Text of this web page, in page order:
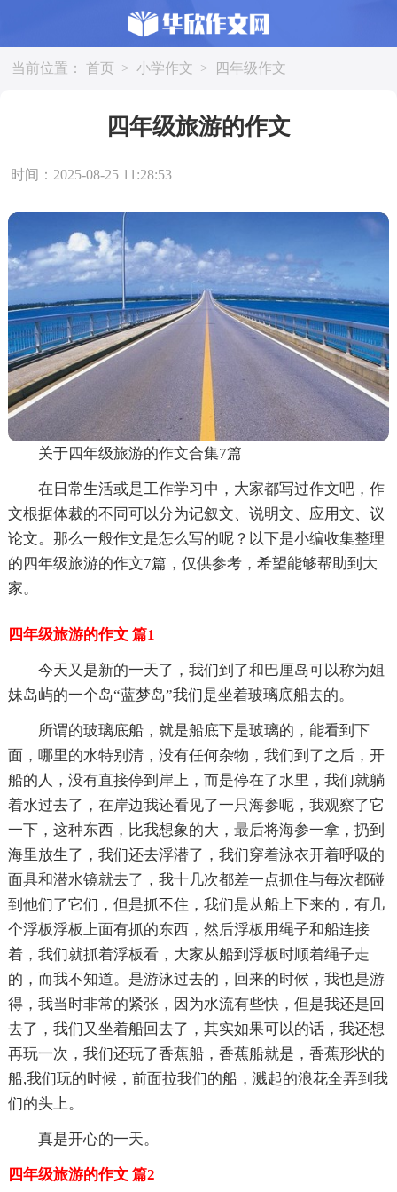
当前位置： 首页 > 小学作文 > 四年级作文
四年级旅游的作文
时间：2025-08-25 11:28:53
关于四年级旅游的作文合集7篇
在日常生活或是工作学习中，大家都写过作文吧，作
文根据体裁的不同可以分为记叙文、说明文、应用文、议
论文。那么一般作文是怎么写的呢？以下是小编收集整理
的四年级旅游的作文7篇，仅供参考，希望能够帮助到大
家。
四年级旅游的作文 篇1
今天又是新的一天了，我们到了和巴厘岛可以称为姐
妹岛屿的一个岛“蓝梦岛”我们是坐着玻璃底船去的。
所谓的玻璃底船，就是船底下是玻璃的，能看到下
面，哪里的水特别清，没有任何杂物，我们到了之后，开
船的人，没有直接停到岸上，而是停在了水里，我们就躺
着水过去了，在岸边我还看见了一只海参呢，我观察了它
一下，这种东西，比我想象的大，最后将海参一拿，扔到
海里放生了，我们还去浮潜了，我们穿着泳衣开着呼吸的
面具和潜水镜就去了，我十几次都差一点抓住与每次都碰
到他们了它们，但是抓不住，我们是从船上下来的，有几
个浮板浮板上面有抓的东西，然后浮板用绳子和船连接
着，我们就抓着浮板看，大家从船到浮板时顺着绳子走
的，而我不知道。是游泳过去的，回来的时候，我也是游
得，我当时非常的紧张，因为水流有些快，但是我还是回
去了，我们又坐着船回去了，其实如果可以的话，我还想
再玩一次，我们还玩了香蕉船，香蕉船就是，香蕉形状的
船,我们玩的时候，前面拉我们的船，溅起的浪花全弄到我
们的头上。
真是开心的一天。
四年级旅游的作文 篇2